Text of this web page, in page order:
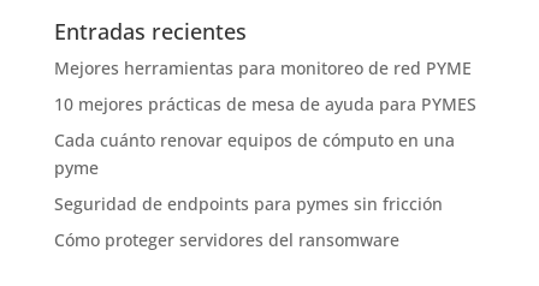
Entradas recientes
Mejores herramientas para monitoreo de red PYME
10 mejores prácticas de mesa de ayuda para PYMES
Cada cuánto renovar equipos de cómputo en una
pyme
Seguridad de endpoints para pymes sin fricción
Cómo proteger servidores del ransomware